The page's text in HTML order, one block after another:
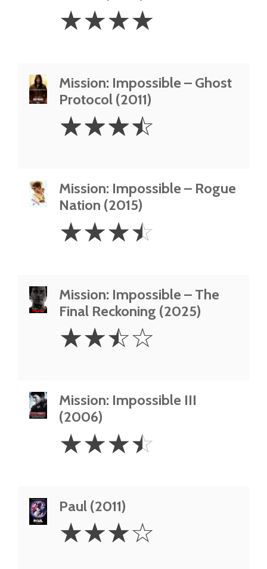
Stars
☆☆☆☆
Mission: Impossible – Ghost
Protocol (2011)
3.5
Stars
☆☆☆☆
Mission: Impossible – Rogue
Nation (2015)
3.5
Stars
☆☆☆☆
Mission: Impossible – The
Final Reckoning (2025)
2.5
Stars
☆☆☆☆
Mission: Impossible III
(2006)
3.5
Stars
☆☆☆☆
Paul (2011)
Stars
☆☆☆☆